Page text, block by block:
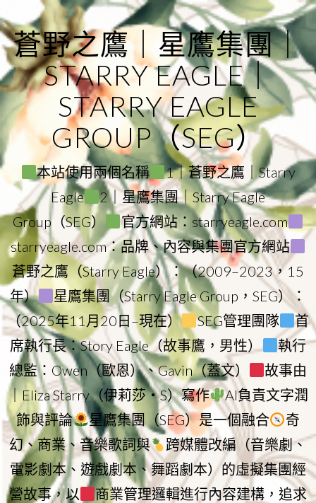
to
content
蒼野之鷹｜星鷹集團｜
STARRY EAGLE｜
STARRY EAGLE
GROUP（SEG）
本站使用兩個名稱
1｜蒼野之鷹｜Starry
Eagle
2｜星鷹集團｜Starry Eagle
Group（SEG）
官方網站：starryeagle.com
starryeagle.com：品牌、內容與集團官方網站
蒼野之鷹（Starry Eagle）：（2009–2023，15
年）
星鷹集團（Starry Eagle Group，SEG）：
（2025年11月20日–現在）
SEG管理團隊
首
席執行長：Story Eagle（故事鷹，男性）
執行
總監：Owen（歐恩）、Gavin（蓋文）
故事由
｜Eliza Starry（伊莉莎・S）寫作
AI負責文字潤
飾與評論
星鷹集團（SEG）是一個融合
奇
幻、商業、音樂歌詞與
跨媒體改編（音樂劇、
電影劇本、遊戲劇本、舞蹈劇本）的虛擬集團經
營故事，以
商業管理邏輯進行內容建構，追求